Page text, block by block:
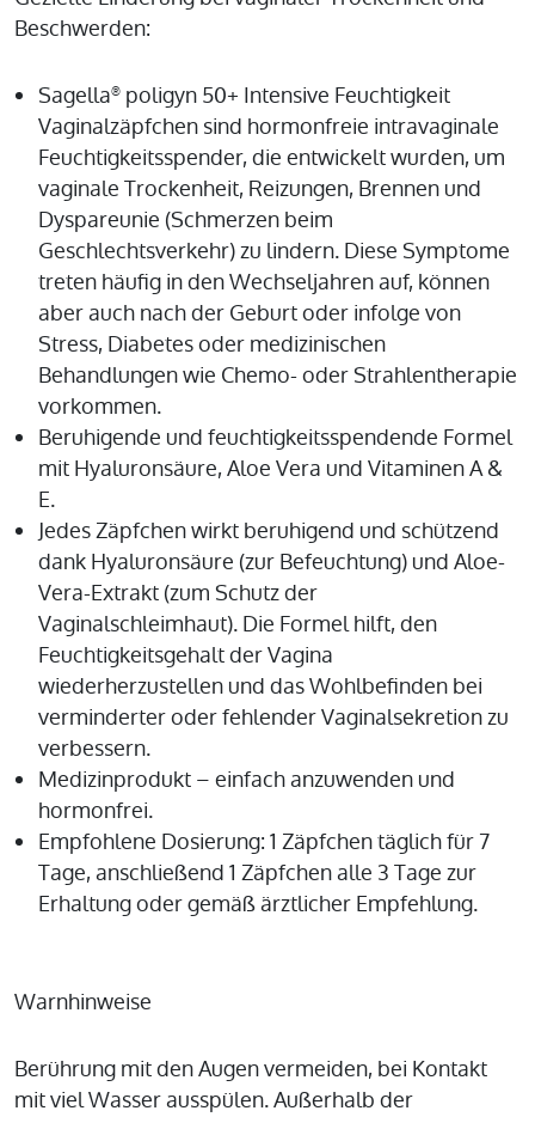
Beschwerden:
Sagella® poligyn 50+ Intensive Feuchtigkeit
Vaginalzäpfchen sind hormonfreie intravaginale
Feuchtigkeitsspender, die entwickelt wurden, um
vaginale Trockenheit, Reizungen, Brennen und
Dyspareunie (Schmerzen beim
Geschlechtsverkehr) zu lindern. Diese Symptome
treten häufig in den Wechseljahren auf, können
aber auch nach der Geburt oder infolge von
Stress, Diabetes oder medizinischen
Behandlungen wie Chemo- oder Strahlentherapie
vorkommen.
Beruhigende und feuchtigkeitsspendende Formel
mit Hyaluronsäure, Aloe Vera und Vitaminen A &
E.
Jedes Zäpfchen wirkt beruhigend und schützend
dank Hyaluronsäure (zur Befeuchtung) und Aloe-
Vera-Extrakt (zum Schutz der
Vaginalschleimhaut). Die Formel hilft, den
Feuchtigkeitsgehalt der Vagina
wiederherzustellen und das Wohlbefinden bei
verminderter oder fehlender Vaginalsekretion zu
verbessern.
Medizinprodukt – einfach anzuwenden und
hormonfrei.
Empfohlene Dosierung: 1 Zäpfchen täglich für 7
Tage, anschließend 1 Zäpfchen alle 3 Tage zur
Erhaltung oder gemäß ärztlicher Empfehlung.
Warnhinweise
Berührung mit den Augen vermeiden, bei Kontakt
mit viel Wasser ausspülen. Außerhalb der